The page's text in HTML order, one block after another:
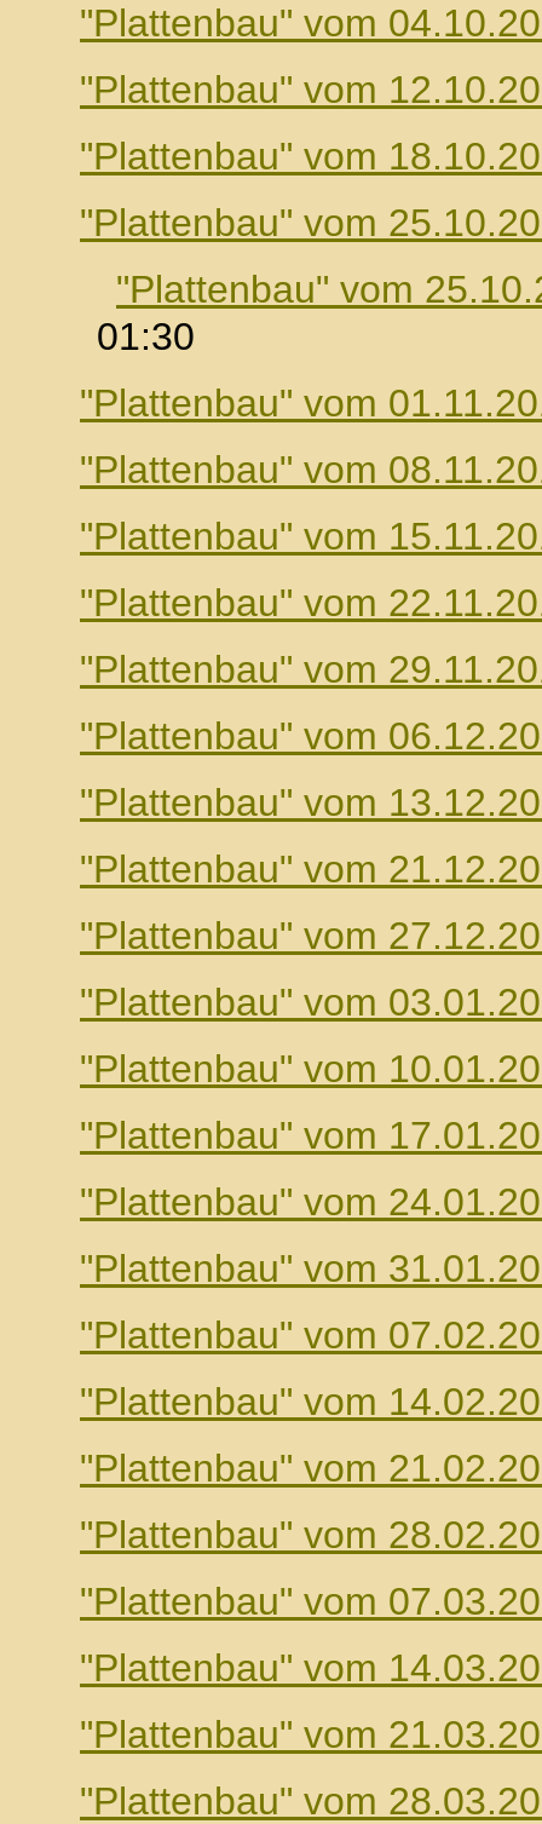
"Plattenbau" vom
"Plattenbau" vom
"Plattenbau" vom
"Plattenbau" vom
"Plattenbau" vom
01:30
"Plattenbau" vom
"Plattenbau" vom
"Plattenbau" vom
"Plattenbau" vom
"Plattenbau" vom
"Plattenbau" vom
"Plattenbau" vom
"Plattenbau" vom
"Plattenbau" vom
"Plattenbau" vom
"Plattenbau" vom
"Plattenbau" vom
"Plattenbau" vom
"Plattenbau" vom
"Plattenbau" vom
"Plattenbau" vom
"Plattenbau" vom
"Plattenbau" vom
"Plattenbau" vom
"Plattenbau" vom
"Plattenbau" vom
"Plattenbau" vom